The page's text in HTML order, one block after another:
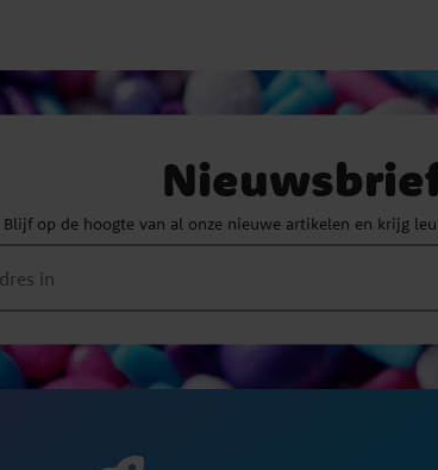
Blijf op de hoogte van al onze nieuwe artikelen en krijg